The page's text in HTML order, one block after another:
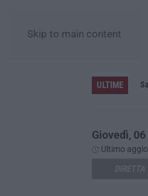
Skip to main content
ULTIME
Giovedì,
Ultimo